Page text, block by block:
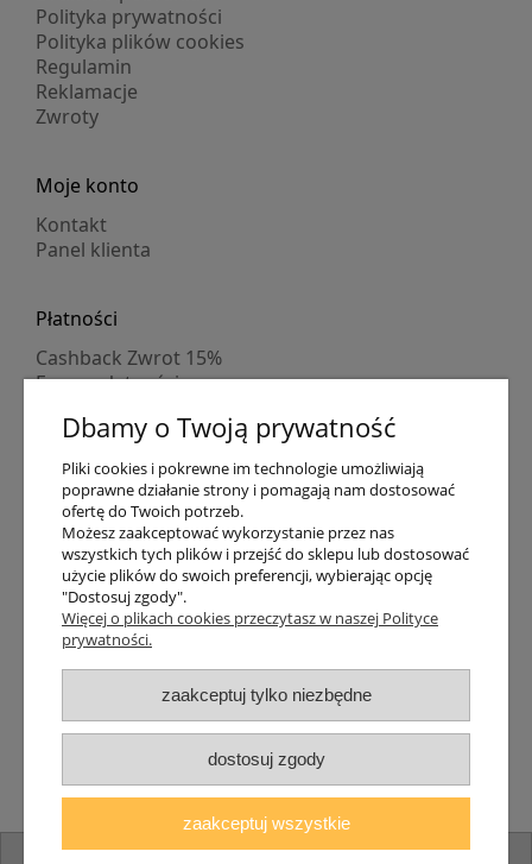
Polityka prywatności
Polityka plików cookies
Regulamin
Reklamacje
Zwroty
Moje konto
Kontakt
Panel klienta
Płatności
Cashback Zwrot 15%
Formy płatności
Numer konta
PayPo kupujesz, nie płacisz
Progi rabatowe
Promocje
Dostawa
Czas wysyłki
Dostawa
Śledzenie przesyłki GLS
Śledzenie przesyłki DPD
Shipping abroad
Zarejestruj się /Zaloguj się
Lampomat 2017 - 2026
pokaż pełną wersję strony
Dbamy o Twoją prywatność
Pliki cookies i pokrewne im technologie umożliwiają
poprawne działanie strony i pomagają nam dostosować
ofertę do Twoich potrzeb.
Możesz zaakceptować wykorzystanie przez nas
wszystkich tych plików i przejść do sklepu lub dostosować
użycie plików do swoich preferencji, wybierając opcję
"Dostosuj zgody".
Więcej o plikach cookies przeczytasz w naszej Polityce
prywatności.
zaakceptuj tylko niezbędne
dostosuj zgody
zaakceptuj wszystkie